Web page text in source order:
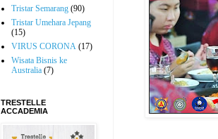
Tristar Semarang (90)
Tristar Umehara Jepang
(15)
VIRUS CORONA (17)
Wisata Bisnis ke
Australia (7)
TRESTELLE
ACCADEMIA